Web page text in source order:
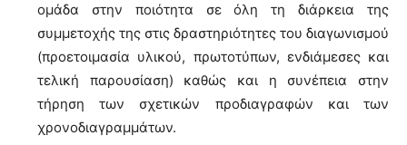
ομάδα στην ποιότητα σε όλη τη διάρκεια της
συμμετοχής της στις δραστηριότητες του διαγωνισμού
(προετοιμασία υλικού, πρωτοτύπων, ενδιάμεσες και
τελική παρουσίαση) καθώς και η συνέπεια στην
τήρηση των σχετικών προδιαγραφών και των
χρονοδιαγραμμάτων.